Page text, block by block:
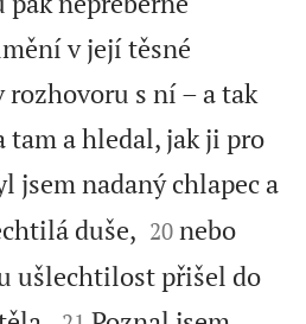
v její těsné
s ní – a tak
tam a hledal, jak ji pro
jsem nadaný chlapec a
duše, 

20 nebo
ušlechtilost přišel do